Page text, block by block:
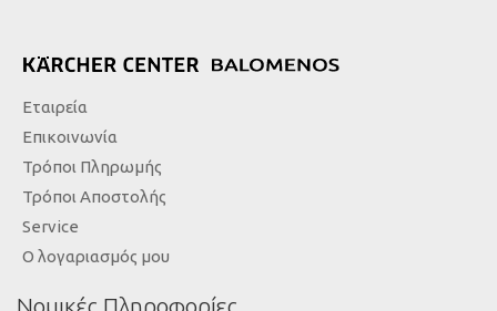
Εταιρεία
Επικοινωνία
Τρόποι Πληρωμής
Τρόποι Αποστολής
Service
Ο λογαριασμός μου
Νομικές Πληροφορίες